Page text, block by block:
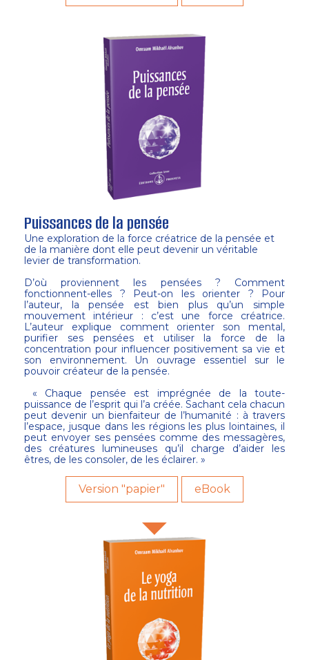
Puissances de la pensée
Une exploration de la force créatrice de la pensée et
de la manière dont elle peut devenir un véritable
levier de transformation.
D’où proviennent les pensées ? Comment
fonctionnent-elles ? Peut-on les orienter ? Pour
l’auteur, la pensée est bien plus qu’un simple
mouvement intérieur : c’est une force créatrice.
L’auteur explique comment orienter son mental,
purifier ses pensées et utiliser la force de la
concentration pour influencer positivement sa vie et
son environnement. Un ouvrage essentiel sur le
pouvoir créateur de la pensée.
« Chaque pensée est imprégnée de la toute-
puissance de l’esprit qui l’a créée. Sachant cela chacun
peut devenir un bienfaiteur de l’humanité : à travers
l’espace, jusque dans les régions les plus lointaines, il
peut envoyer ses pensées comme des messagères,
des créatures lumineuses qu’il charge d’aider les
êtres, de les consoler, de les éclairer. »
Version "papier" eBook